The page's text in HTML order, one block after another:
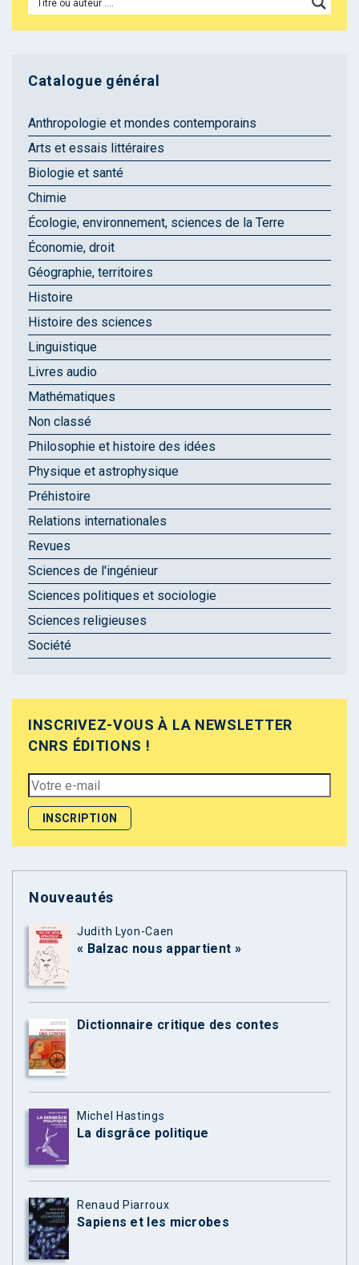
Catalogue général
Anthropologie et mondes contemporains
Arts et essais littéraires
Biologie et santé
Chimie
Écologie, environnement, sciences de la Terre
Économie, droit
Géographie, territoires
Histoire
Histoire des sciences
Linguistique
Livres audio
Mathématiques
Non classé
Philosophie et histoire des idées
Physique et astrophysique
Préhistoire
Relations internationales
Revues
Sciences de l'ingénieur
Sciences politiques et sociologie
Sciences religieuses
Société
INSCRIVEZ-VOUS À LA NEWSLETTER
CNRS ÉDITIONS !
Nouveautés
Judith Lyon-Caen
« Balzac nous appartient »
Dictionnaire critique des contes
Michel Hastings
La disgrâce politique
Renaud Piarroux
Sapiens et les microbes